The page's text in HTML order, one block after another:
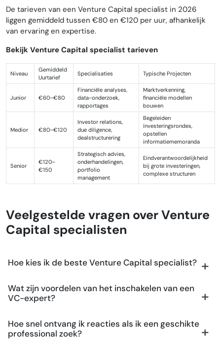
De tarieven van een Venture Capital specialist in 2026
liggen gemiddeld tussen €80 en €120 per uur, afhankelijk
van ervaring en expertise.
Bekijk Venture Capital specialist tarieven
Niveau
Gemiddeld
Uurtarief
Specialisaties Typische Projecten
Junior €60–€80
Financiële analyses,
data-onderzoek,
rapportages
Marktverkenning,
financiële modellen
bouwen
Medior €80–€120
Investor relations,
due diligence,
dealstructurering
Begeleiden
investeringsrondes,
opstellen
informatiememoranda
Senior
€120–
€150
Strategisch advies,
onderhandelingen,
portfolio
management
Eindverantwoordelijkheid
bij grote investeringen,
complexe structuren
Veelgestelde vragen over Venture
Capital specialisten
Hoe kies ik de beste Venture Capital specialist?
Wat zijn voordelen van het inschakelen van een
VC-expert?
Hoe snel ontvang ik reacties als ik een geschikte
professional zoek?